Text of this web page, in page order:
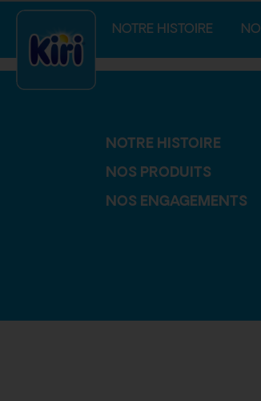
NOTRE HISTOIRE
index.php
NOTRE HISTOIRE
NOS PRODUITS
NOS ENGAGEMENTS